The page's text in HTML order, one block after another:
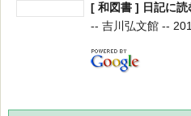
[ 和図書 ] 日記に読
-- 吉川弘文館 --